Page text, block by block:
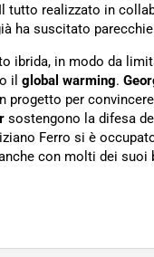
tutto realizzato in
ha suscitato
ibrida, in modo da
il global warming.
progetto per
sostengono la difesa
Ferro si è
con molti dei suoi